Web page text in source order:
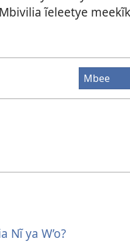
ĩeleetye
Mbee
Nĩ ya W’o?